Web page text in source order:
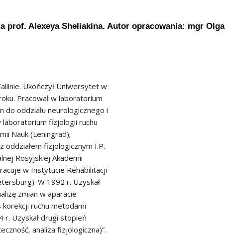
prof. Alexeya Sheliakina. Autor opracowania: mgr Olga
Ukończył Uniwersytet w
Pracował w laboratorium
do oddziału neurologicznego i
fizjologii ruchu
Nauk (Leningrad);
fizjologicznym I.P.
Rosyjskiej Akademii
w Instytucie Rehabilitacji
W 1992 r. Uzyskał
zmian w aparacie
ruchu metodami
r. Uzyskał drugi stopień
analiza fizjologiczna)”.